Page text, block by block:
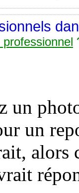
un
un
alors